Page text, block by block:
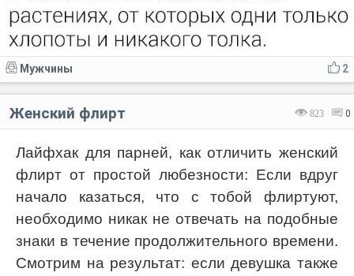
2
Мужчины
823 0
Женский флирт
Лайфхак для парней, как отличить женский
флирт от простой любезности: Если вдруг
начало казаться, что с тобой флиртуют,
необходимо никак не отвечать на подобные
знаки в течение продолжительного времени.
Смотрим на результат: если девушка также